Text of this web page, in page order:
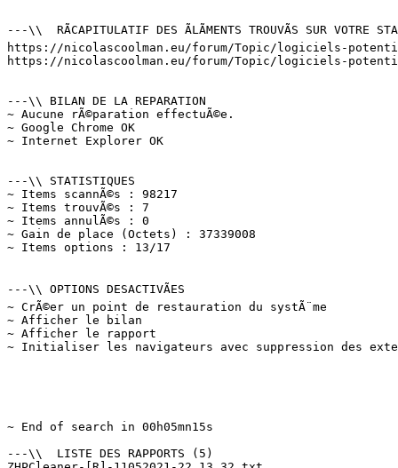
---\\  RÃCAPITULATIF DES ÃLÃMENTS TROUVÃS SUR VOTRE
https://nicolascoolman.eu/forum/Topic/logiciels-
https://nicolascoolman.eu/forum/Topic/logiciels-
---\\ BILAN DE LA REPARATION
~ Aucune rÃ©paration effectuÃ©e.
~ Google Chrome OK
~ Internet Explorer OK
---\\ STATISTIQUES
~ Items scannÃ©s : 98217
~ Items trouvÃ©s : 7
~ Items annulÃ©s : 0
~ Gain de place (Octets) : 37339008
~ Items options : 13/17
---\\ OPTIONS DESACTIVÃES
~ CrÃ©er un point de restauration du systÃ¨me
~ Afficher le bilan
~ Afficher le rapport
~ Initialiser les navigateurs avec suppression des
~ End of search in 00h05mn15s
---\\  LISTE DES RAPPORTS (5)